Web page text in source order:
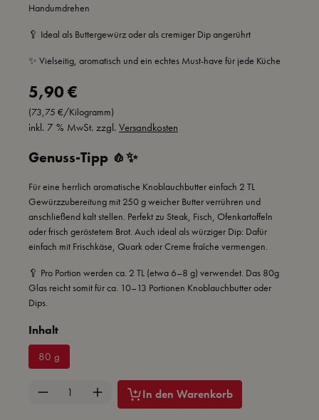
Handumdrehen
🥄 Ideal als Buttergewürz oder als cremiger Dip angerührt
✨ Vielseitig, aromatisch und ein echtes Must-have für jede Küche
Regulärer Preis:
5,90 €
(73,75 €/Kilogramm)
inkl. 7 % MwSt. zzgl. Versandkosten
Genuss-Tipp 🧄✨
Für eine herrlich aromatische Knoblauchbutter einfach 2 TL
Gewürzzubereitung mit 250 g weicher Butter verrühren und
anschließend kalt stellen. Perfekt zu Steak, Fisch, Ofenkartoffeln
oder frisch geröstetem Brot. Auch ideal als würziger Dip: Dafür
einfach mit Frischkäse, Quark oder Creme fraîche vermengen.
🥄 Pro Portion werden ca. 2 TL (etwa 6–8 g) verwendet. Das 80g
Glas reicht somit für ca. 10–13 Portionen Knoblauchbutter oder
Dips.
Inhaltauswählen
80 g
Produkt Anzahl: Gib den gewünschten Wert
In den Warenkorb